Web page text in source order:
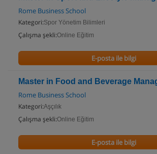
Rome Business School
Kategori:Spor Yönetim Bilimleri
Çalışma şekli:Online Eğitim
E-posta ile bilgi
Master in Food and Beverage
Rome Business School
Kategori:Aşçılık
Çalışma şekli:Online Eğitim
E-posta ile bilgi